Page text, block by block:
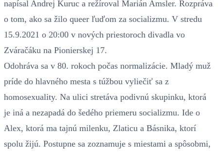
napísal Andrej Kuruc a režíroval Marián Amsler. Rozpráva
o tom, ako sa žilo queer ľuďom za socializmu. V stredu
15.9.2021 o 20:00 v nových priestoroch divadla vo
Zváračáku na Pionierskej 17.
Odohráva sa v 80. rokoch počas normalizácie. Mladý muž
príde do hlavného mesta s túžbou vyliečiť sa z
homosexuality. Na ulici stretáva podivnú skupinku, ktorá
je iná a nezapadá do šedého priemeru socializmu. Ide o
Alex, ktorá ma tajnú milenku, Zlaticu a Básnika, ktorí
spolu žijú. Postupne sa zoznamuje s miestami a spôsobmi,